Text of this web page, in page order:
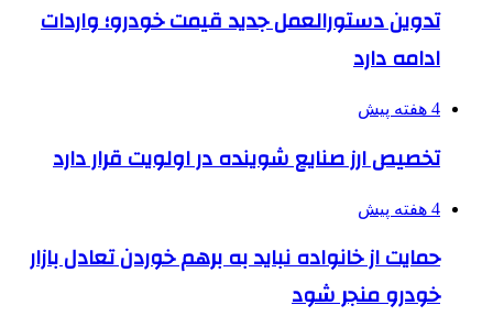
تدوین دستورالعمل جدید قیمت خودرو؛ واردات
ادامه دارد
4 هفته پیش
تخصیص ارز صنایع شوینده در اولویت قرار دارد
4 هفته پیش
حمایت از خانواده نباید به برهم خوردن تعادل بازار
خودرو منجر شود